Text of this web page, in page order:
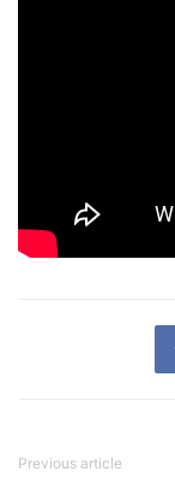
Previous article